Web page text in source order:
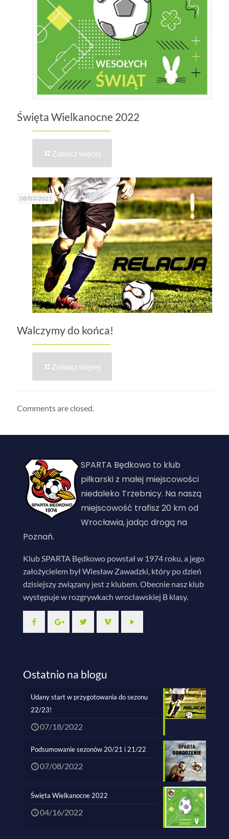
Święta Wielkanocne 2022
Zobacz więcej
08/03/2021
Walczymy do końca!
Zobacz więcej
Comments are closed.
SPARTA Będkowo to klub
piłkarski z małej miejscowości
niedaleko Trzebnicy. Na naszą
miejscowość trafisz 20 km od
Wrocławia, jadąc drogą na
Poznań.
Klub SPARTA Będkowo powstał w 1974 roku, a jego
założycielem był Wiesław Zawadzki, który po dzień
dzisiejszy związany jest z klubem. Obecnie nasz klub
występuje w rozgrywkach wrocławskiej B klasy.
Ostatnio na blogu
Udany start w przygotowania do sezonu
22/23!
07/18/2022
Podsumowanie sezonów 20/21 i 21/22
07/08/2022
Święta Wielkanocne 2022
04/16/2022